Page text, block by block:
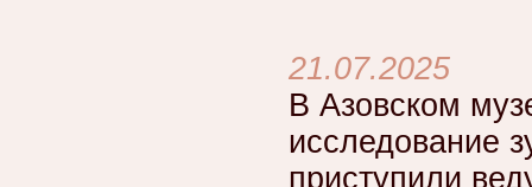
21.07.2025
В Азовском
исследование
приступили